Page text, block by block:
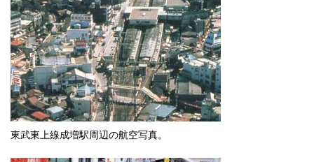
東武東上線成増駅周辺の航空写真。